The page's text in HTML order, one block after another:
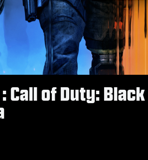
Call of Duty: